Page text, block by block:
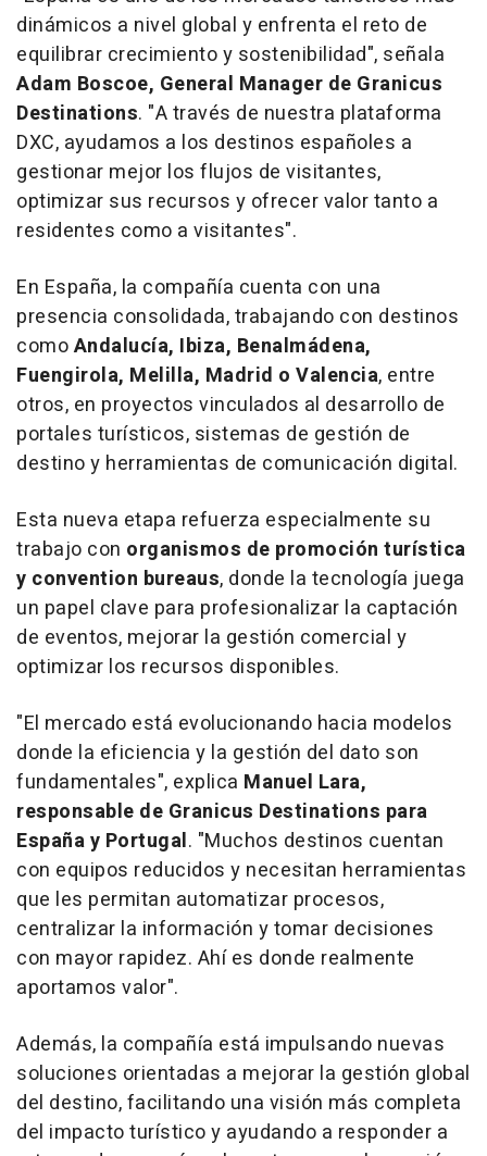
dinámicos a nivel global y enfrenta el reto de
equilibrar crecimiento y sostenibilidad", señala
Adam Boscoe, General Manager de Granicus
Destinations. "A través de nuestra plataforma
DXC, ayudamos a los destinos españoles a
gestionar mejor los flujos de visitantes,
optimizar sus recursos y ofrecer valor tanto a
residentes como a visitantes".
En España, la compañía cuenta con una
presencia consolidada, trabajando con destinos
comoAndalucía, Ibiza, Benalmádena,
Fuengirola, Melilla, Madrid o Valencia, entre
otros, en proyectos vinculados al desarrollo de
portales turísticos, sistemas de gestión de
destino y herramientas de comunicación digital.
Esta nueva etapa refuerza especialmente su
trabajo con organismos de promoción turística
y convention bureaus, donde la tecnología juega
un papel clave para profesionalizar la captación
de eventos, mejorar la gestión comercial y
optimizar los recursos disponibles.
"El mercado está evolucionando hacia modelos
donde la eficiencia y la gestión del dato son
fundamentales", explica Manuel Lara,
responsable de Granicus Destinations para
España y Portugal. "Muchos destinos cuentan
con equipos reducidos y necesitan herramientas
que les permitan automatizar procesos,
centralizar la información y tomar decisiones
con mayor rapidez. Ahí es donde realmente
aportamos valor".
Además, la compañía está impulsando nuevas
soluciones orientadas a mejorar la gestión global
del destino, facilitando una visión más completa
del impacto turístico y ayudando a responder a